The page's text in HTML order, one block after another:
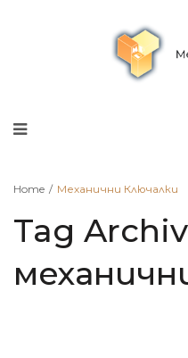
Home / Механични Ключалки
Tag